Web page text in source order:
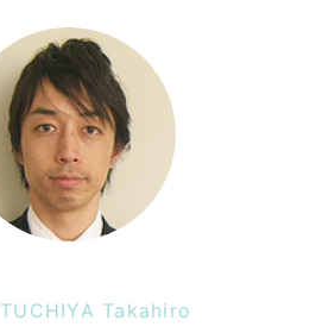
TUCHIYA Takahiro